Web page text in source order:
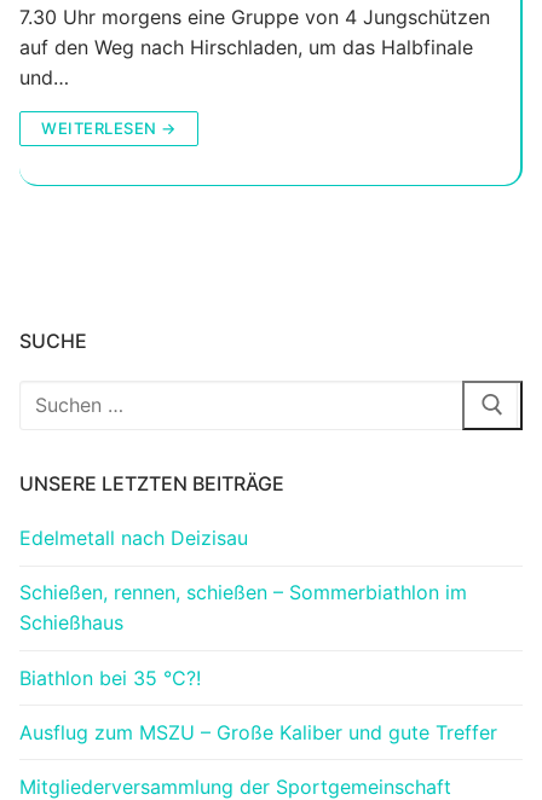
7.30 Uhr morgens eine Gruppe von 4 Jungschützen
auf den Weg nach Hirschladen, um das Halbfinale
und…
WEITERLESEN →
SUCHE
Suchen
UNSERE LETZTEN BEITRÄGE
Edelmetall nach Deizisau
Schießen, rennen, schießen – Sommerbiathlon im
Schießhaus
Biathlon bei 35 °C?!
Ausflug zum MSZU – Große Kaliber und gute Treffer
Mitgliederversammlung der Sportgemeinschaft